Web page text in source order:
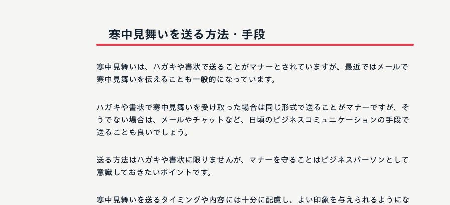
寒中見舞いを送る方法・手段
寒中見舞いは、ハガキや書状で送ることがマナーとされていますが、最近ではメールで
寒中見舞いを伝えることも一般的になっています。
ハガキや書状で寒中見舞いを受け取った場合は同じ形式で送ることがマナーですが、そ
うでない場合は、メールやチャットなど、日頃のビジネスコミュニケーションの手段で
送ることも良いでしょう。
送る方法はハガキや書状に限りませんが、マナーを守ることはビジネスパーソンとして
意識しておきたいポイントです。
寒中見舞いを送るタイミングや内容には十分に配慮し、よい印象を与えられるようにな